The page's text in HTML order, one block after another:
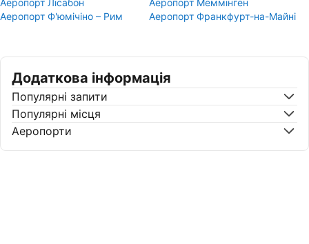
Аеропорт Лісабон
Аеропорт Меммінген
Аеропорт Ф'юмічіно – Рим
Аеропорт Франкфурт-на-Майні
Додаткова інформація
Популярні запити
Популярні місця
Аеропорти